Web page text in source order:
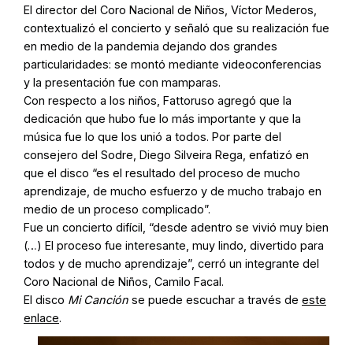
El director del Coro Nacional de Niños, Víctor Mederos,
contextualizó el concierto y señaló que su realización fue
en medio de la pandemia dejando dos grandes
particularidades: se montó mediante videoconferencias
y la presentación fue con mamparas.
Con respecto a los niños, Fattoruso agregó que la
dedicación que hubo fue lo más importante y que la
música fue lo que los unió a todos. Por parte del
consejero del Sodre, Diego Silveira Rega, enfatizó en
que el disco “es el resultado del proceso de mucho
aprendizaje, de mucho esfuerzo y de mucho trabajo en
medio de un proceso complicado”.
Fue un concierto difícil, “desde adentro se vivió muy bien
(…) El proceso fue interesante, muy lindo, divertido para
todos y de mucho aprendizaje”, cerró un integrante del
Coro Nacional de Niños, Camilo Facal.
El disco Mi Canción se puede escuchar a través de este
enlace.